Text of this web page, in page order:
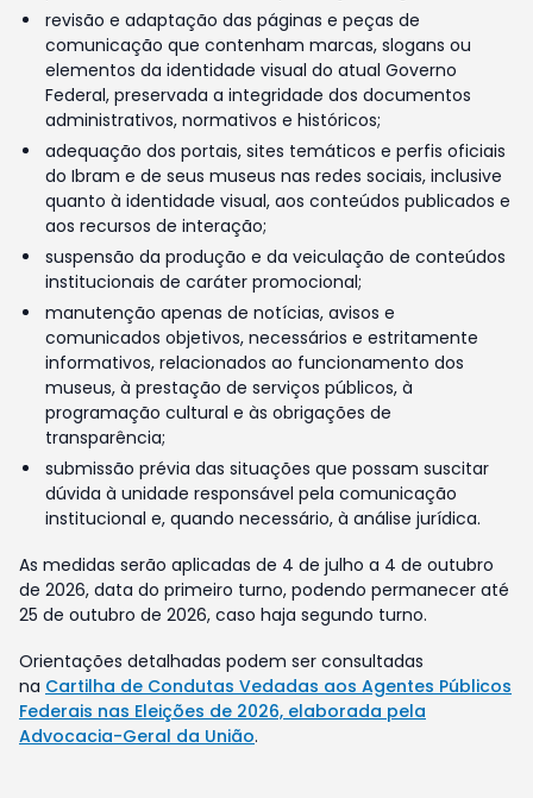
revisão e adaptação das páginas e peças de
comunicação que contenham marcas, slogans ou
elementos da identidade visual do atual Governo
Federal, preservada a integridade dos documentos
administrativos, normativos e históricos;
adequação dos portais, sites temáticos e perfis oficiais
do Ibram e de seus museus nas redes sociais, inclusive
quanto à identidade visual, aos conteúdos publicados e
aos recursos de interação;
suspensão da produção e da veiculação de conteúdos
institucionais de caráter promocional;
manutenção apenas de notícias, avisos e
comunicados objetivos, necessários e estritamente
informativos, relacionados ao funcionamento dos
museus, à prestação de serviços públicos, à
programação cultural e às obrigações de
transparência;
submissão prévia das situações que possam suscitar
dúvida à unidade responsável pela comunicação
institucional e, quando necessário, à análise jurídica.
As medidas serão aplicadas de 4 de julho a 4 de outubro
de 2026, data do primeiro turno, podendo permanecer até
25 de outubro de 2026, caso haja segundo turno.
Orientações detalhadas podem ser consultadas
na Cartilha de Condutas Vedadas aos Agentes Públicos
Federais nas Eleições de 2026, elaborada pela
Advocacia-Geral da União.